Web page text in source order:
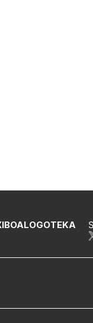
LOGOTEKA